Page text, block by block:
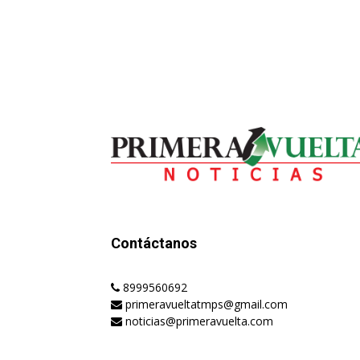
Contáctanos
8999560692
primeravueltatmps@gmail.com
noticias@primeravuelta.com